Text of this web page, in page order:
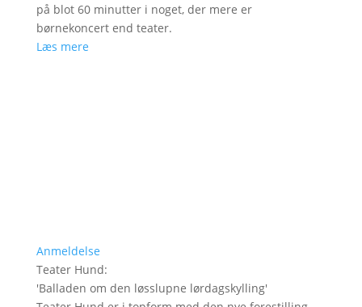
på blot 60 minutter i noget, der mere er
børnekoncert end teater.
Læs mere
Anmeldelse
Teater Hund:
'Balladen om den løsslupne lørdagskylling'